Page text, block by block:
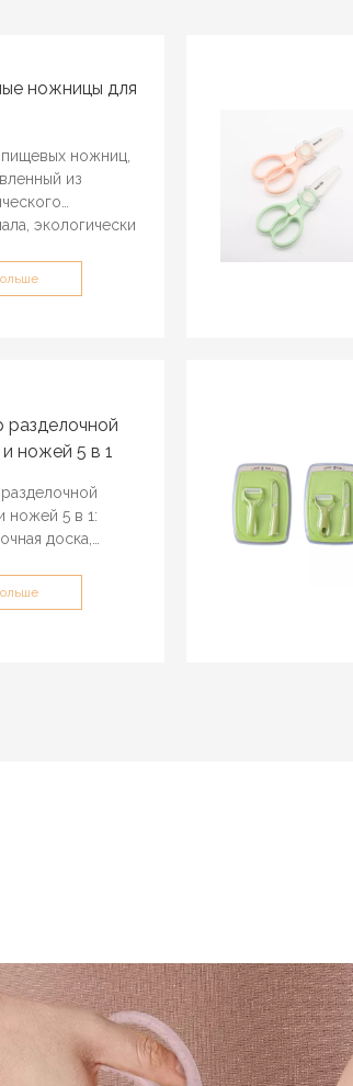
ножницы для
ножниц,
из
экологически
материала,
из двух ножниц:
разделочной
ножей 5 в 1
ножей 5 в 1:
доска,
открывалка
можно
с